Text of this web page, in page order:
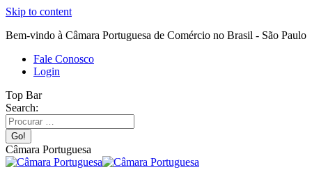
Skip to content
Bem-vindo à Câmara Portuguesa de Comércio no Brasil - São Paulo
Fale Conosco
Login
Top Bar
Search:
Câmara Portuguesa